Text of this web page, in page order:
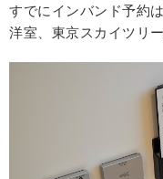
すでにインバンド予約
洋室、東京スカイツリ